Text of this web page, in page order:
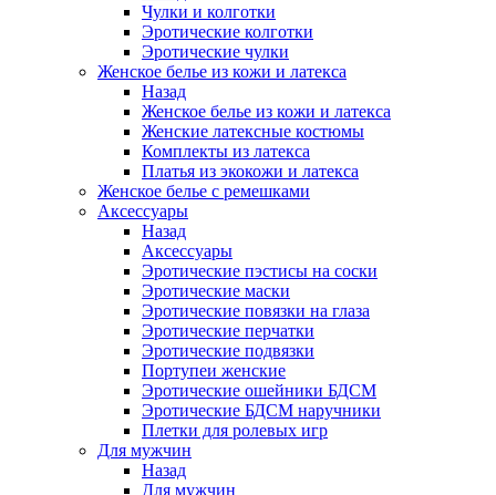
Чулки и колготки
Эротические колготки
Эротические чулки
Женское белье из кожи и латекса
Назад
Женское белье из кожи и латекса
Женские латексные костюмы
Комплекты из латекса
Платья из экокожи и латекса
Женское белье с ремешками
Аксессуары
Назад
Аксессуары
Эротические пэстисы на соски
Эротические маски
Эротические повязки на глаза
Эротические перчатки
Эротические подвязки
Портупеи женские
Эротические ошейники БДСМ
Эротические БДСМ наручники
Плетки для ролевых игр
Для мужчин
Назад
Для мужчин